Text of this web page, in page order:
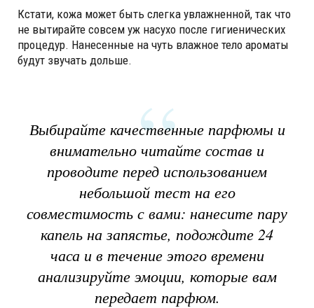
Кстати, кожа может быть слегка увлажненной, так что
не вытирайте совсем уж насухо после гигиенических
процедур. Нанесенные на чуть влажное тело ароматы
будут звучать дольше.
Выбирайте качественные парфюмы и
внимательно читайте состав и
проводите перед использованием
небольшой тест на его
совместимость с вами: нанесите пару
капель на запястье, подождите 24
часа и в течение этого времени
анализируйте эмоции, которые вам
передает парфюм.